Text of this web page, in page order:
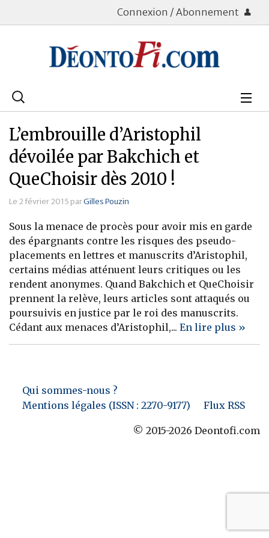
Connexion / Abonnement
Rechercher
Bourse
Placements
Assurance Vie
Patrimoine
Immobilier
Banque
L’embrouille d’Aristophil
dévoilée par Bakchich et
QueChoisir dès 2010 !
Le 2 février 2015 parGilles Pouzin
Sous la menace de procès pour avoir mis en garde
des épargnants contre les risques des pseudo-
placements en lettres et manuscrits d’Aristophil,
certains médias atténuent leurs critiques ou les
rendent anonymes. Quand Bakchich et QueChoisir
prennent la relève, leurs articles sont attaqués ou
poursuivis en justice par le roi des manuscrits.
Cédant aux menaces d’Aristophil,... En lire plus »
Qui sommes-nous ?
Mentions légales (ISSN : 2270-9177)
Flux RSS
© 2015-2026 Deontofi.com